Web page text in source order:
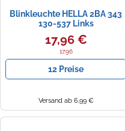
Blinkleuchte HELLA 2BA 343
130-537 Links
17,96 €
17.96
12 Preise
Versand ab 6,99 €